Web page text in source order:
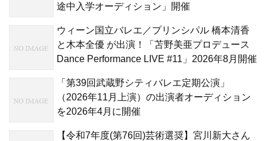
途中入学オーディション」開催
ウィーン国立バレエ／プリンシパル 橋本清香
と木本全優 が出演！「苫野美亜プロデュース
Dance Performance LIVE #11」2026年8月開催
「第39回武蔵野シティバレエ定期公演」
（2026年11月上演）の出演者オーディション
を2026年4月に開催
【令和7年度(第76回)芸術選奨】宮川新大さん